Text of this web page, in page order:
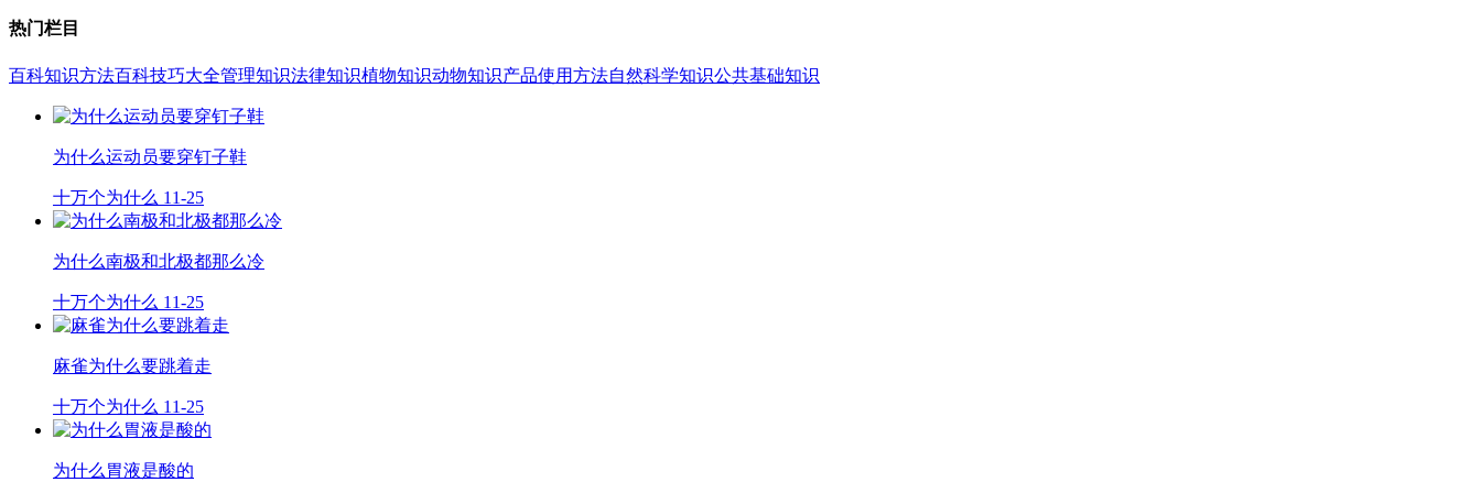
热门栏目
百科知识方法百科技巧大全管理知识法律知识植物知识动物知识产品使用方法自然科学知识公共基础知识
为什么运动员要穿钉子鞋
十万个为什么 11-25
为什么南极和北极都那么冷
十万个为什么 11-25
麻雀为什么要跳着走
十万个为什么 11-25
为什么胃液是酸的